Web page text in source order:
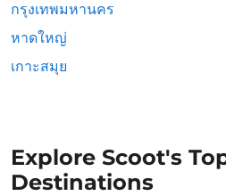
กรุงเทพมหานคร
หาดใหญ่
เกาะสมุย
Explore Scoot's
Destinations